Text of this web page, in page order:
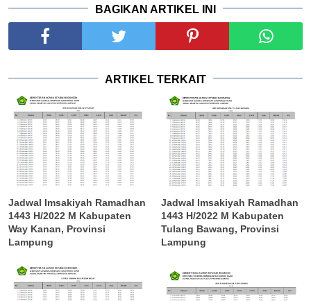
BAGIKAN ARTIKEL INI
ARTIKEL TERKAIT
Jadwal Imsakiyah Ramadhan
1443 H/2022 M Kabupaten
Way Kanan, Provinsi
Lampung
Jadwal Imsakiyah Ramadhan
1443 H/2022 M Kabupaten
Tulang Bawang, Provinsi
Lampung